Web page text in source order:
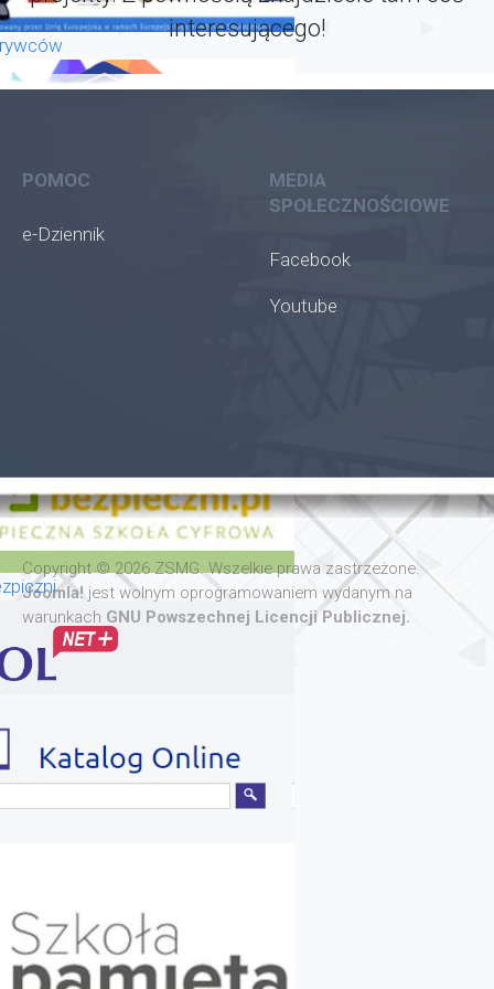
interesującego!
POMOC
e-Dziennik
MEDIA
SPOŁECZNOŚCIOWE
Facebook
Youtube
Copyright © 2026 ZSMG. Wszelkie prawa zastrzeżone.
Joomla! jest wolnym oprogramowaniem wydanym na
warunkach GNU Powszechnej Licencji Publicznej.